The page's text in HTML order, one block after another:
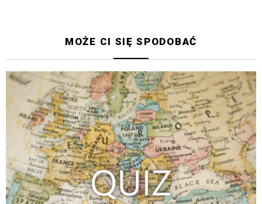
MOŻE CI SIĘ SPODOBAĆ